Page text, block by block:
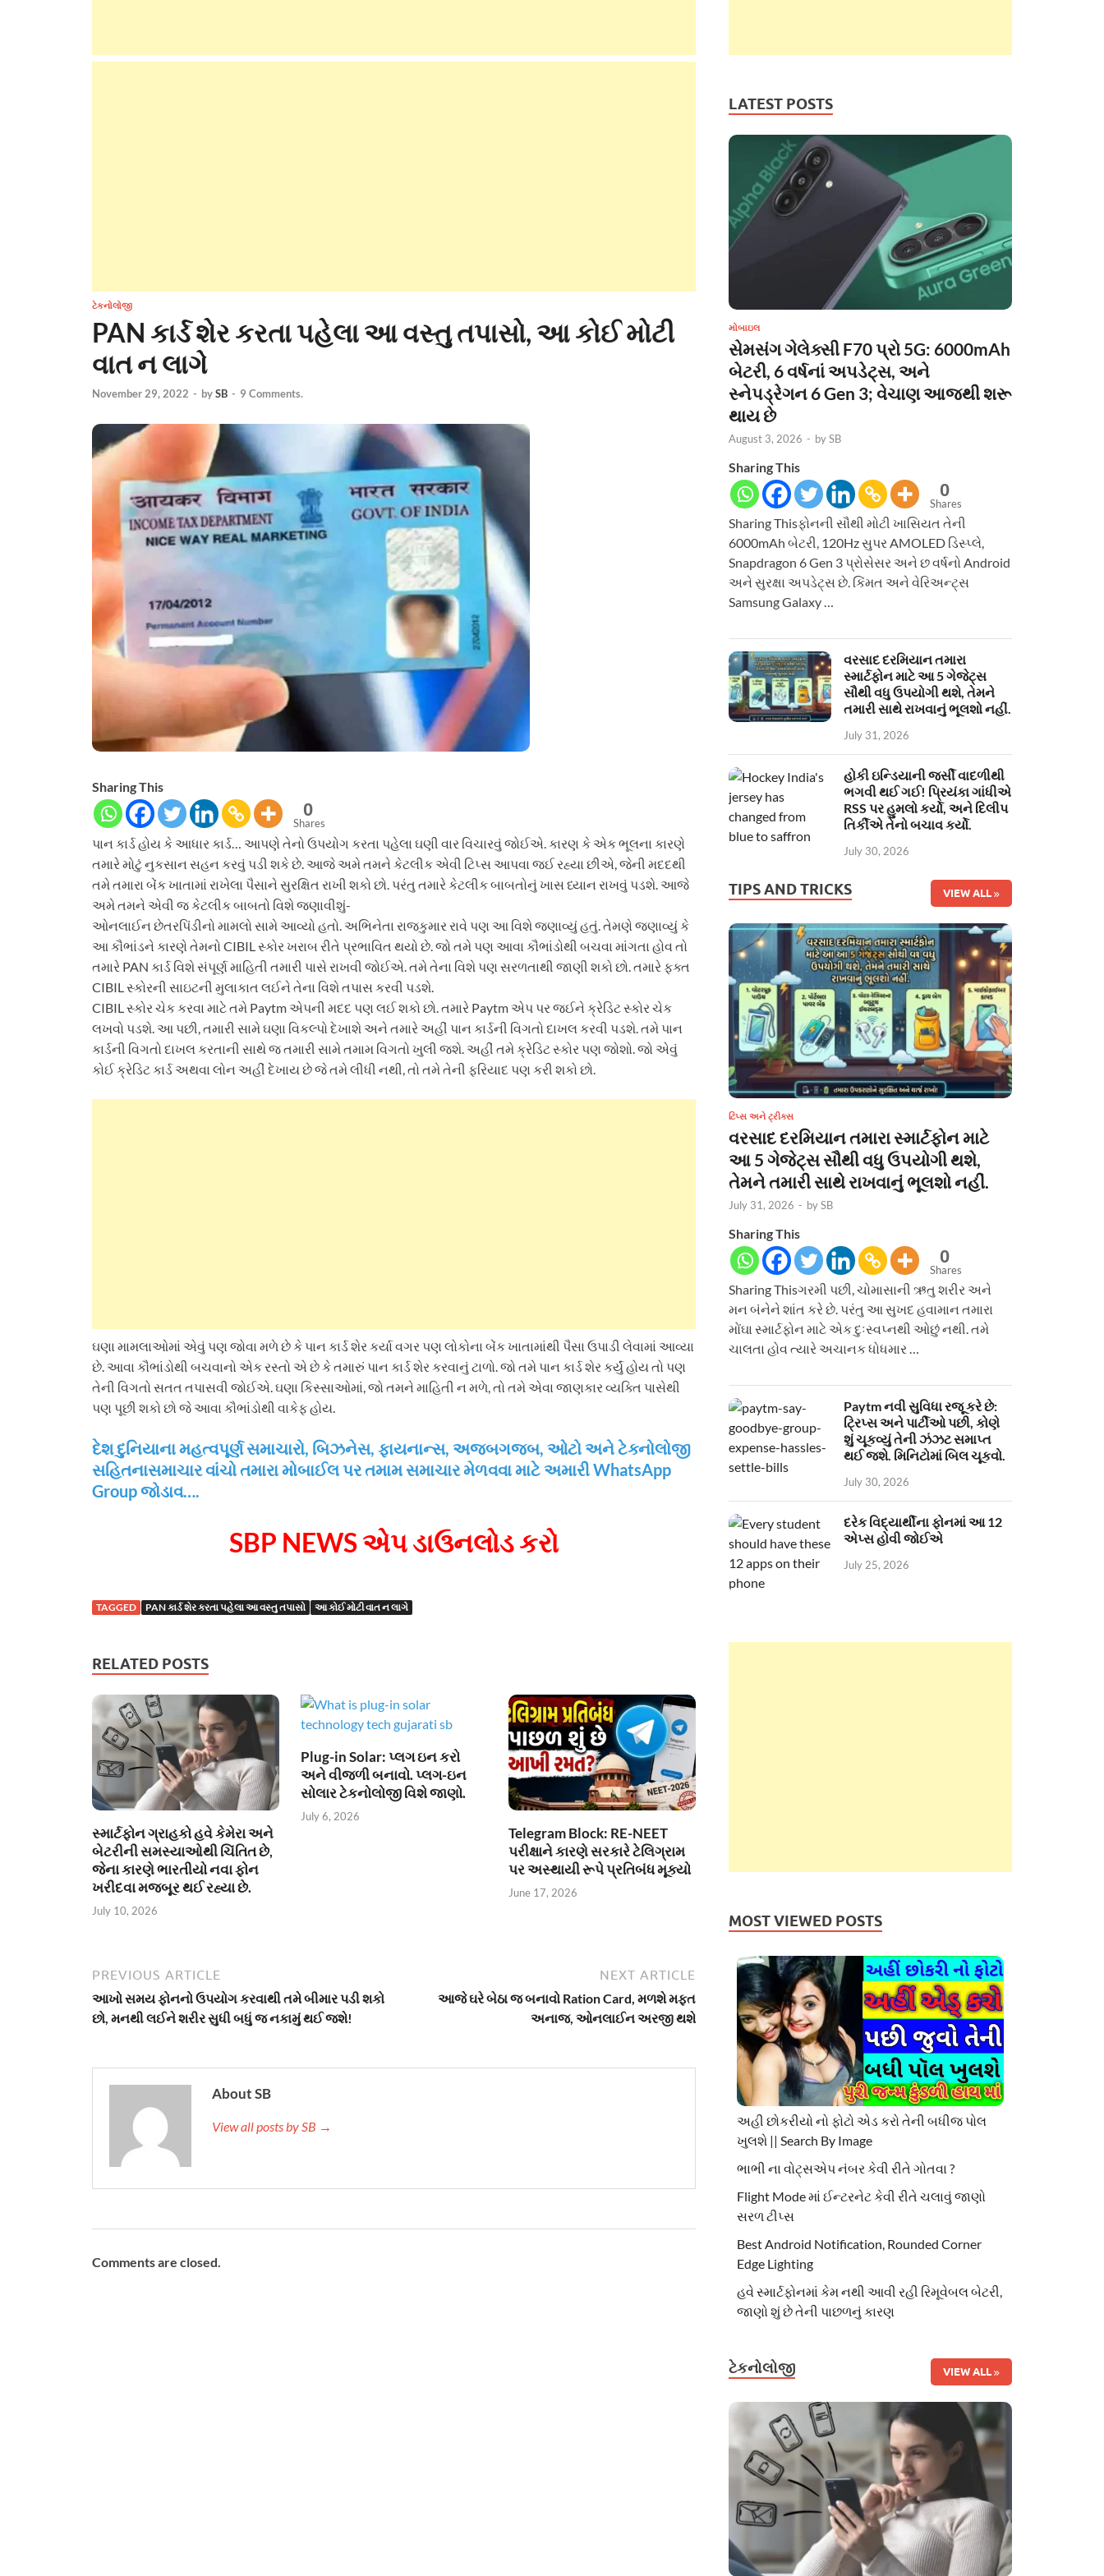
ટેકનોલોજી
PAN કાર્ડ શેર કરતા પહેલા આ વસ્તુ તપાસો, આ કોઈ મોટી
વાત ન લાગે
November 29, 2022 - bySB - 9 Comments.
Sharing This
0
Shares
પાન કાર્ડ હોય કે આધાર કાર્ડ… આપણે તેનો ઉપયોગ કરતા પહેલા ઘણી વાર વિચારવું જોઈએ. કારણ કે એક ભૂલના કારણે
તમારે મોટું નુકસાન સહન કરવું પડી શકે છે. આજે અમે તમને કેટલીક એવી ટિપ્સ આપવા જઈ રહ્યા છીએ, જેની મદદથી
તમે તમારા બેંક ખાતામાં રાખેલા પૈસાને સુરક્ષિત રાખી શકો છો. પરંતુ તમારે કેટલીક બાબતોનું ખાસ ધ્યાન રાખવું પડશે. આજે
અમે તમને એવી જ કેટલીક બાબતો વિશે જણાવીશું-
ઓનલાઈન છેતરપિંડીનો મામલો સામે આવ્યો હતો. અભિનેતા રાજકુમાર રાવે પણ આ વિશે જણાવ્યું હતું. તેમણે જણાવ્યું કે
આ કૌભાંડને કારણે તેમનો CIBIL સ્કોર ખરાબ રીતે પ્રભાવિત થયો છે. જો તમે પણ આવા કૌભાંડોથી બચવા માંગતા હોવ તો
તમારે PAN કાર્ડ વિશે સંપૂર્ણ માહિતી તમારી પાસે રાખવી જોઈએ. તમે તેના વિશે પણ સરળતાથી જાણી શકો છો. તમારે ફક્ત
CIBIL સ્કોરની સાઇટની મુલાકાત લઈને તેના વિશે તપાસ કરવી પડશે.
CIBIL સ્કોર ચેક કરવા માટે તમે Paytm એપની મદદ પણ લઈ શકો છો. તમારે Paytm એપ પર જઈને ક્રેડિટ સ્કોર ચેક
લખવો પડશે. આ પછી, તમારી સામે ઘણા વિકલ્પો દેખાશે અને તમારે અહીં પાન કાર્ડની વિગતો દાખલ કરવી પડશે. તમે પાન
કાર્ડની વિગતો દાખલ કરતાની સાથે જ તમારી સામે તમામ વિગતો ખુલી જશે. અહીં તમે ક્રેડિટ સ્કોર પણ જોશો. જો એવું
કોઈ ક્રેડિટ કાર્ડ અથવા લોન અહીં દેખાય છે જે તમે લીધી નથી, તો તમે તેની ફરિયાદ પણ કરી શકો છો.
ઘણા મામલાઓમાં એવું પણ જોવા મળે છે કે પાન કાર્ડ શેર કર્યા વગર પણ લોકોના બેંક ખાતામાંથી પૈસા ઉપાડી લેવામાં આવ્યા
છે. આવા કૌભાંડોથી બચવાનો એક રસ્તો એ છે કે તમારું પાન કાર્ડ શેર કરવાનું ટાળો. જો તમે પાન કાર્ડ શેર કર્યું હોય તો પણ
તેની વિગતો સતત તપાસવી જોઈએ. ઘણા કિસ્સાઓમાં, જો તમને માહિતી ન મળે, તો તમે એવા જાણકાર વ્યક્તિ પાસેથી
પણ પૂછી શકો છો જે આવા કૌભાંડોથી વાકેફ હોય.
દેશ દુનિયાના મહત્વપૂર્ણ સમાચારો, બિઝનેસ, ફાયનાન્સ, અજબગજબ, ઓટો અને ટેક્નોલોજી
સહિતનાસમાચાર વાંચો તમારા મોબાઈલ પર તમામ સમાચાર મેળવવા માટે અમારી WhatsApp
Group જોડાવ….
SBP NEWS એપ ડાઉનલોડ કરો
TAGGED PAN કાર્ડ શેર કરતા પહેલા આ વસ્તુ તપાસો આ કોઈ મોટી વાત ન લાગે
RELATED POSTS
સ્માર્ટફોન ગ્રાહકો હવે કેમેરા અને
બેટરીની સમસ્યાઓથી ચિંતિત છે,
જેના કારણે ભારતીયો નવા ફોન
ખરીદવા મજબૂર થઈ રહ્યા છે.
July 10, 2026
Plug-in Solar: પ્લગ ઇન કરો
અને વીજળી બનાવો. પ્લગ-ઇન
સોલાર ટેકનોલોજી વિશે જાણો.
July 6, 2026
Telegram Block: RE-NEET
પરીક્ષાને કારણે સરકારે ટેલિગ્રામ
પર અસ્થાયી રૂપે પ્રતિબંધ મૂક્યો
June 17, 2026
PREVIOUS ARTICLE
આખો સમય ફોનનો ઉપયોગ કરવાથી તમે બીમાર પડી શકો
છો, મનથી લઈને શરીર સુધી બધું જ નકામું થઈ જશે!
NEXT ARTICLE
આજે ઘરે બેઠા જ બનાવો Ration Card, મળશે મફત
અનાજ, ઓનલાઈન અરજી થશે
About SB
View all posts by SB →
Comments are closed.
LATEST POSTS
મોબાઇલ
સેમસંગ ગેલેક્સી F70 પ્રો 5G: 6000mAh
બેટરી, 6 વર્ષનાં અપડેટ્સ, અને
સ્નેપડ્રેગન 6 Gen 3; વેચાણ આજથી શરૂ
થાય છે
August 3, 2026 - bySB
Sharing This
0
Shares
Sharing Thisફોનની સૌથી મોટી ખાસિયત તેની
6000mAh બેટરી, 120Hz સુપર AMOLED ડિસ્પ્લે,
Snapdragon 6 Gen 3 પ્રોસેસર અને છ વર્ષનો Android
અને સુરક્ષા અપડેટ્સ છે. કિંમત અને વેરિઅન્ટ્સ
Samsung Galaxy …
વરસાદ દરમિયાન તમારા
સ્માર્ટફોન માટે આ 5 ગેજેટ્સ
સૌથી વધુ ઉપયોગી થશે, તેમને
તમારી સાથે રાખવાનું ભૂલશો નહીં.
July 31, 2026
હોકી ઇન્ડિયાની જર્સી વાદળીથી
ભગવી થઈ ગઈ! પ્રિયંકા ગાંધીએ
RSS પર હુમલો કર્યો, અને દિલીપ
તિર્કીએ તેનો બચાવ કર્યો.
July 30, 2026
TIPS AND TRICKS VIEW ALL
ટિપ્સ અને ટ્રીક્સ
વરસાદ દરમિયાન તમારા સ્માર્ટફોન માટે
આ 5 ગેજેટ્સ સૌથી વધુ ઉપયોગી થશે,
તેમને તમારી સાથે રાખવાનું ભૂલશો નહીં.
July 31, 2026 - bySB
Sharing This
0
Shares
Sharing Thisગરમી પછી, ચોમાસાની ઋતુ શરીર અને
મન બંનેને શાંત કરે છે. પરંતુ આ સુખદ હવામાન તમારા
મોંઘા સ્માર્ટફોન માટે એક દુઃસ્વપ્નથી ઓછું નથી. તમે
ચાલતા હોવ ત્યારે અચાનક ધોધમાર …
Paytm નવી સુવિધા રજૂ કરે છે:
ટ્રિપ્સ અને પાર્ટીઓ પછી, કોણે
શું ચૂકવ્યું તેની ઝંઝટ સમાપ્ત
થઈ જશે. મિનિટોમાં બિલ ચૂકવો.
July 30, 2026
દરેક વિદ્યાર્થીના ફોનમાં આ 12
એપ્સ હોવી જોઈએ
July 25, 2026
MOST VIEWED POSTS
અહી છોકરીયો નો ફોટો એડ કરો તેની બધીજ પોલ
ખુલશે || Search By Image
ભાભી ના વોટ્સએપ નંબર કેવી રીતે ગોતવા ?
Flight Mode માં ઈન્ટરનેટ કેવી રીતે ચલાવું જાણો
સરળ ટીપ્સ
Best Android Notification, Rounded Corner
Edge Lighting
હવે સ્માર્ટફોનમાં કેમ નથી આવી રહી રિમૂવેબલ બેટરી,
જાણો શું છે તેની પાછળનું કારણ
ટેકનોલોજી VIEW ALL